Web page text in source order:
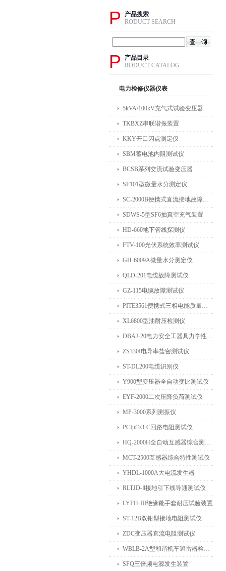
P
产品搜索
RODUCT SEARCH
P
产品目录
RODUCT CATALOG
电力检修仪器仪表
5kVA/100kV充气式试验变压器
TKBXZ串联谐振装置
KKY开口闪点测定仪
SBM蓄电池内阻测试仪
BCSB系列交流试验变压器
SF101型微量水分测定仪
SC-2000B便携式直流接地故障检测仪
SDWS-5型SF6抽真空充气装置
HD-660地下管线探测仪
FTV-100光伏系统效率测试仪
GH-6009A微量水分测定仪
QLD-201电缆故障测试仪
GZ-115电缆故障测试仪
PITE3561便携式三相电能质量分析仪
XL6800型油耐压检测仪
DBAJ-20电力安全工器具力学性能试验机
ZS330I电导率盐密测试仪
ST-DL200电缆识别仪
Y900型变压器全自动变比测试仪
EYF-2000二次压降负荷测试仪
MP-3000系列测振仪
PCIμΩ/3-C回路电阻测试仪
HQ-2000H全自动互感器综合测试仪
MCT-2500互感器综合特性测试仪
YHDL-1000A大电流发生器
RLTJD-Ⅱ接地引下线导通测试仪
LYFH-III绝缘靴手套耐压试验装置
ST-12B双钳型接地电阻测试仪
ZDC变压器直流电阻测试仪
WBLB-2A型和谐机车避雷器检测仪
SFQ三倍频电源发生装置